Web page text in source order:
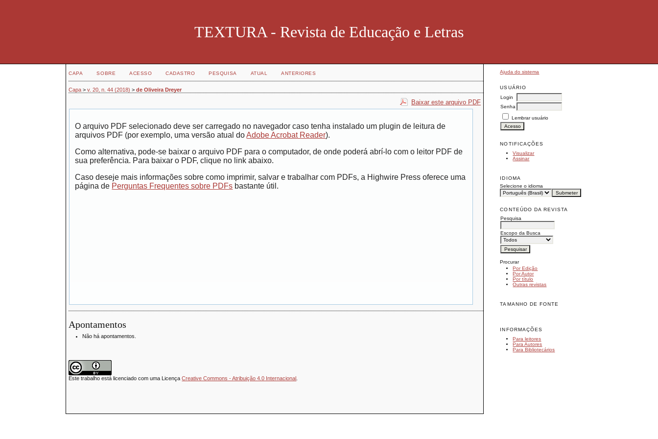
TEXTURA - Revista de Educação e Letras
Ajuda do sistema
USUÁRIO
Login
Senha
Lembrar usuário
NOTIFICAÇÕES
Visualizar
Assinar
IDIOMA
Selecione o idioma
CONTEÚDO DA REVISTA
Pesquisa
Escopo da Busca
Procurar
Por Edição
Por Autor
Por título
Outras revistas
TAMANHO DE FONTE
INFORMAÇÕES
Para leitores
Para Autores
Para Bibliotecários
CAPA SOBRE ACESSO CADASTRO PESQUISA ATUAL ANTERIORES
Capa >v. 20, n. 44 (2018) >de Oliveira Dreyer
Baixar este arquivo PDF
O arquivo PDF selecionado deve ser carregado no navegador caso tenha instalado um plugin de leitura de
arquivos PDF (por exemplo, uma versão atual doAdobe Acrobat Reader).
Como alternativa, pode-se baixar o arquivo PDF para o computador, de onde poderá abrí-lo com o leitor PDF de
sua preferência. Para baixar o PDF, clique no link abaixo.
Caso deseje mais informações sobre como imprimir, salvar e trabalhar com PDFs, a Highwire Press oferece uma
página de Perguntas Frequentes sobre PDFs bastante útil.
Apontamentos
Não há apontamentos.
Este trabalho está licenciado com uma LicençaCreative Commons - Atribuição 4.0 Internacional